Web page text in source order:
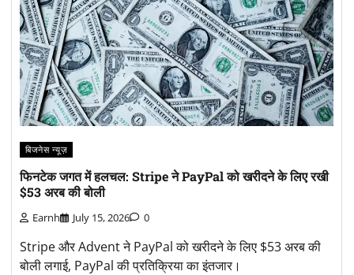
बिजनेस न्यूज़
फिनटेक जगत में हलचल: Stripe ने PayPal को खरीदने के लिए रखी
$53 अरब की बोली
Earnh July 15, 2026 0
Stripe और Advent ने PayPal को खरीदने के लिए $53 अरब की
बोली लगाई, PayPal की प्रतिक्रिया का इंतजार।